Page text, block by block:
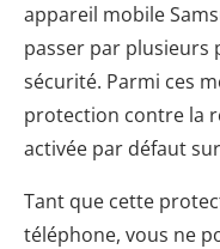
appareil mobile
passer par plusieurs
sécurité. Parmi ces
protection contre la
activée par défaut
Tant que cette
téléphone, vous ne